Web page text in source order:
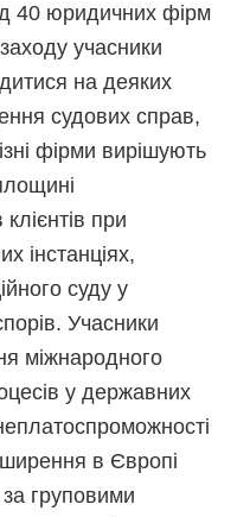
40 юридичних фірм
учасники
на деяких
судових справ,
фірми вирішують
при
інстанціях,
суду у
Учасники
міжнародного
у державних
в Європі
груповими